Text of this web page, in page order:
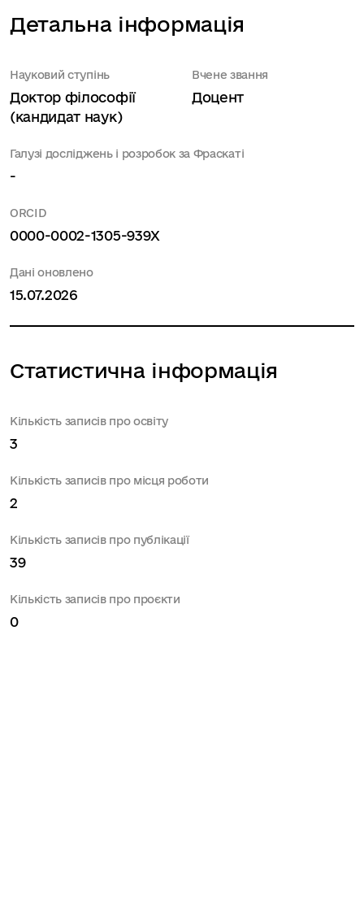
Детальна інформація
Науковий ступінь
Доктор філософії
(кандидат наук)
Вчене звання
Доцент
Галузі досліджень і розробок за Фраскаті
-
ORCID
0000-0002-1305-939X
Дані оновлено
15.07.2026
Статистична інформація
Кількість записів про освіту
3
Кількість записів про місця роботи
2
Кількість записів про публікації
39
Кількість записів про проєкти
0